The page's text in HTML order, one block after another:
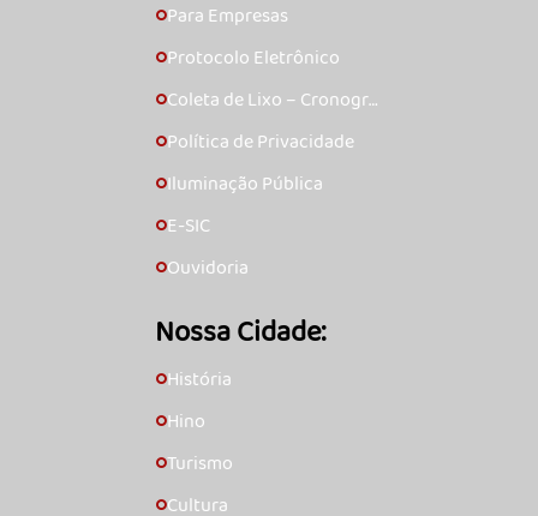
🞇Para Empresas
🞇Protocolo Eletrônico
🞇Coleta de Lixo – Cronogra
🞇Política de Privacidade
🞇Iluminação Pública
🞇E-SIC
🞇Ouvidoria
Nossa Cidade:
🞇História
🞇Hino
🞇Turismo
🞇Cultura